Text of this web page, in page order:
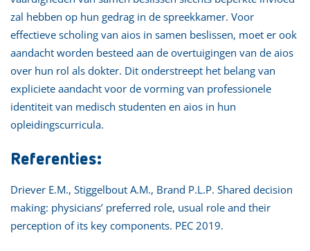
zal hebben op hun gedrag in de spreekkamer. Voor
effectieve scholing van aios in samen beslissen, moet er ook
aandacht worden besteed aan de overtuigingen van de aios
over hun rol als dokter. Dit onderstreept het belang van
expliciete aandacht voor de vorming van professionele
identiteit van medisch studenten en aios in hun
opleidingscurricula.
Referenties:
Driever E.M., Stiggelbout A.M., Brand P.L.P. Shared decision
making: physicians’ preferred role, usual role and their
perception of its key components. PEC 2019.